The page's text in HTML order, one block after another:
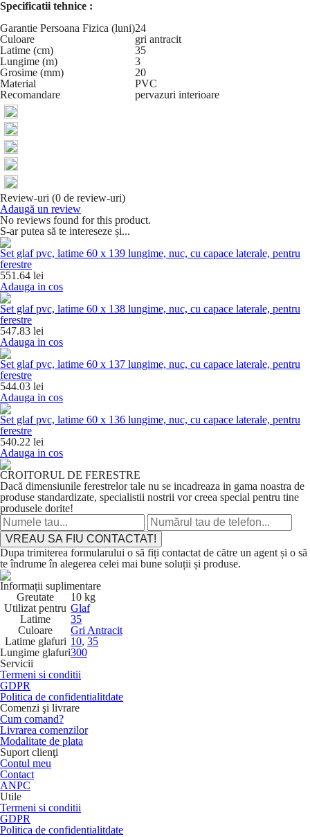
Specificatii tehnice :
Garantie Persoana Fizica (luni)24
Culoare
gri antracit
Latime (cm)
35
Lungime (m)
3
Grosime (mm)
20
Material
PVC
Recomandare
pervazuri interioare
Review-uri (0 de review-uri)
Adaugă un review
No reviews found for this product.
S-ar putea să te intereseze și...
Set glaf pvc, latime 60 x 139 lungime, nuc, cu capace laterale, pentru
ferestre
551.64 lei
Adauga in cos
Set glaf pvc, latime 60 x 138 lungime, nuc, cu capace laterale, pentru
ferestre
547.83 lei
Adauga in cos
Set glaf pvc, latime 60 x 137 lungime, nuc, cu capace laterale, pentru
ferestre
544.03 lei
Adauga in cos
Set glaf pvc, latime 60 x 136 lungime, nuc, cu capace laterale, pentru
ferestre
540.22 lei
Adauga in cos
CROITORUL DE FERESTRE
Dacă dimensiunile ferestrelor tale nu se incadreaza in gama noastra de
produse standardizate, specialistii nostrii vor creea special pentru tine
produsele dorite!
VREAU SA FIU CONTACTAT!
Dupa trimiterea formularului o să fiți contactat de către un agent și o să
te îndrume în alegerea celei mai bune soluții și produse.
Informații suplimentare
Greutate
10 kg
Utilizat pentru Glaf
Latime
35
Culoare
Gri Antracit
Latime glafuri 10, 35
Lungime glafuri300
Servicii
Termeni si conditii
GDPR
Politica de confidentialitdate
Comenzi şi livrare
Cum comand?
Livrarea comenzilor
Modalitate de plata
Suport clienţi
Contul meu
Contact
ANPC
Utile
Termeni si conditii
GDPR
Politica de confidentialitdate